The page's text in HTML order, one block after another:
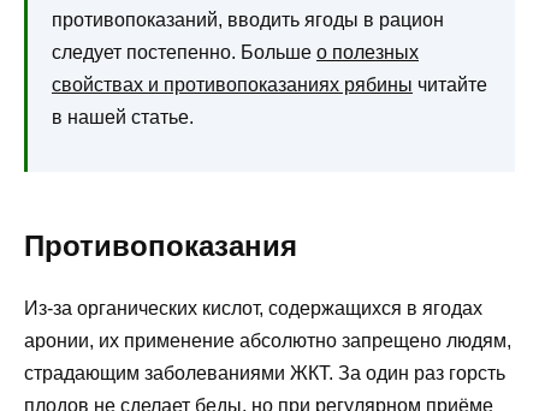
противопоказаний, вводить ягоды в рацион
следует постепенно. Больше о полезных
свойствах и противопоказаниях рябины читайте
в нашей статье.
Противопоказания
Из-за органических кислот, содержащихся в ягодах
аронии, их применение абсолютно запрещено людям,
страдающим заболеваниями ЖКТ. За один раз горсть
плодов не сделает беды, но при регулярном приёме